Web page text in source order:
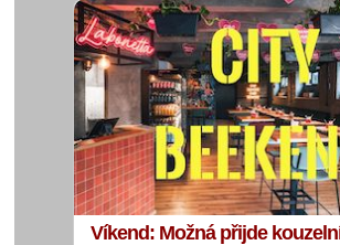
Víkend: Možná přijde